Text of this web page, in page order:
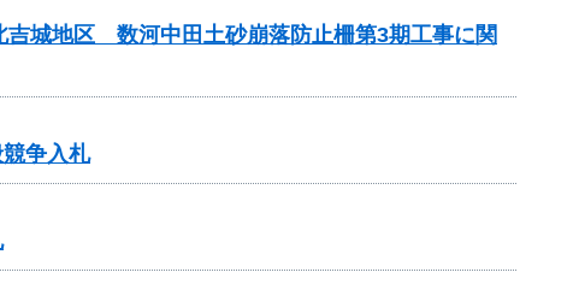
城地区 数河中田土砂崩落防止柵第3期工事に関
争入札